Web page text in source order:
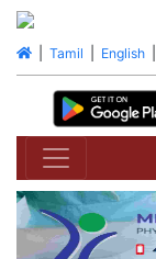
| Tamil English|